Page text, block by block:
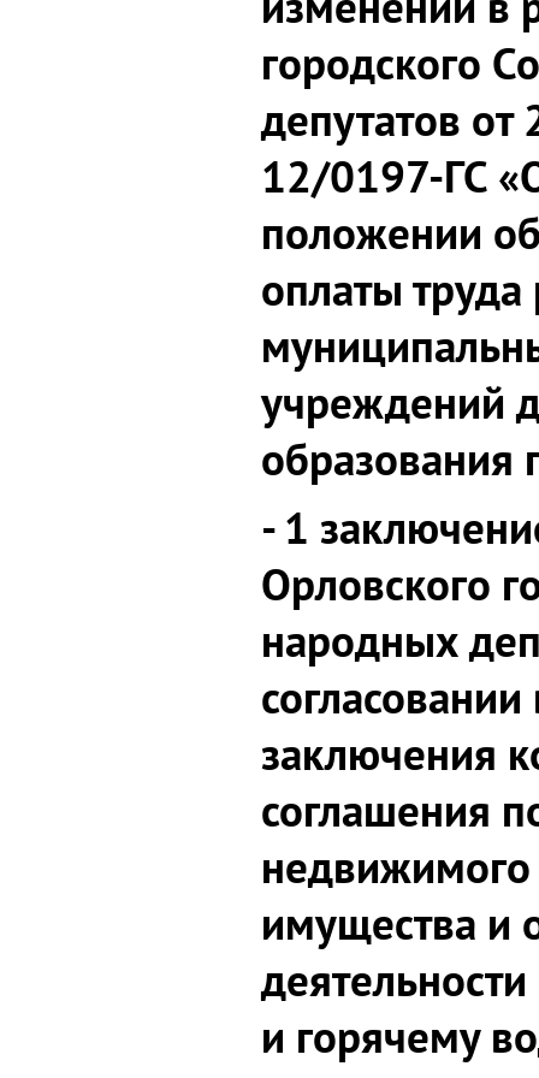
городского
депутатов
12/0197-ГС
положении
оплаты
учреждений
образования
- 1
Орловского
народных
заключения
соглашения
имущества и
и горячему